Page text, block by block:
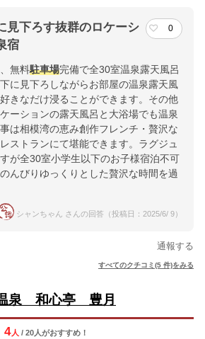
見下ろす抜群のロケーシ
宿
0
無料駐車場完備で全30室温泉露天風呂
に見下ろしながらお部屋の温泉露天風
きなだけ浸ることができます。その他
ーションの露天風呂と大浴場でも温泉
は相模湾の恵み創作フレンチ・贅沢な
ストランにて堪能できます。ラグジュ
が全30室小学生以下のお子様宿泊不可
んびりゆっくりとした贅沢な時間を過
シャンちゃん さんの回答（投稿日：2025/6/ 9）
通報する
すべてのクチコミ(5 件)をみる
泉 和心亭 豊月
4人 / 20人がおすすめ！